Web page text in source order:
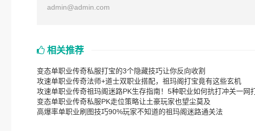
admin@admin.com
相关推荐
变态单职业传奇私服打宝的3个隐藏技巧让你反向收割
攻速单职业传奇法师+道士双职业搭配，祖玛阁打宝竟有这些玄机
攻速单职业传奇祖玛阁迷路PK生存指南！5种职业如何抗打冲关一网
变态单职业传奇私服PK走位策略让土豪玩家也望尘莫及
高爆率单职业刷图技巧90%玩家不知道的祖玛阁迷路通关法